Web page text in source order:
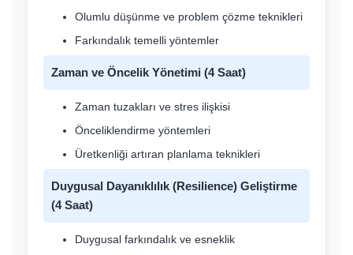
Olumlu düşünme ve problem çözme teknikleri
Farkındalık temelli yöntemler
Zaman ve Öncelik Yönetimi (4 Saat)
Zaman tuzakları ve stres ilişkisi
Önceliklendirme yöntemleri
Üretkenliği artıran planlama teknikleri
Duygusal Dayanıklılık (Resilience) Geliştirme
(4 Saat)
Duygusal farkındalık ve esneklik